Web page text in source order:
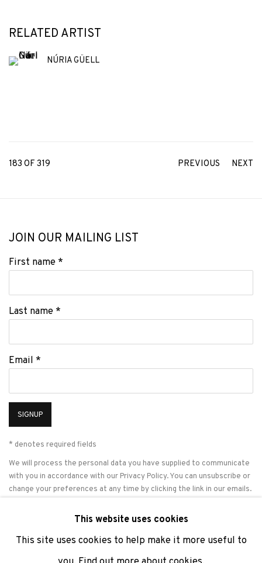
RELATED ARTIST
NÚRIA GÜELL
PREVIOUS NEXT
183 OF 319
JOIN OUR MAILING LIST
First name *
Last name *
Email *
SIGNUP
* denotes required fields
We will process the personal data you have supplied to communicate
with you in accordance with our Privacy Policy. You can unsubscribe or
change your preferences at any time by clicking the link in our emails.
PRIVACY POLICY COOKIE POLICY MANAGE COOKIES
This website uses cookies
This site uses cookies to help make it more useful to